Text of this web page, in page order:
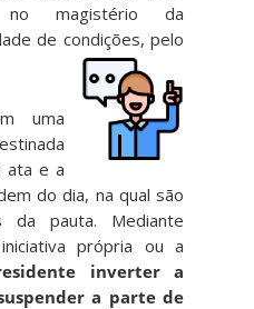
magistério da
de condições, pelo
uma
ata e a
do dia, na qual são
da pauta. Mediante
própria ou a
inverter a
a parte de